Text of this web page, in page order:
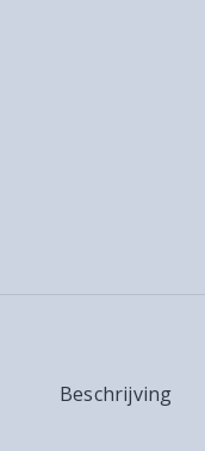
Beschrijving